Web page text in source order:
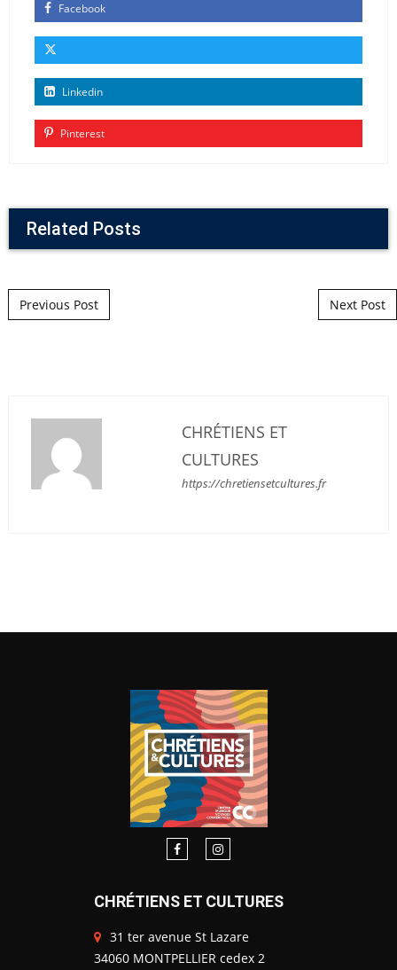
Facebook
Linkedin
Pinterest
Related Posts
Post navigation
Previous Post Next Post
CHRÉTIENS ET
CULTURES
https://chretiensetcultures.fr
CHRÉTIENS ET CULTURES
31 ter avenue St Lazare
34060 MONTPELLIER cedex 2